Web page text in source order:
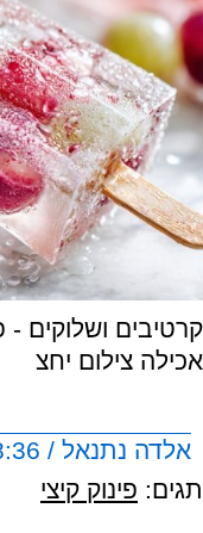
קרטיבים ושלוקים -
אכילה צילום יחצ
אלדה נתנאל / 08:36 01.07.26
תגים: פינוק קיצי